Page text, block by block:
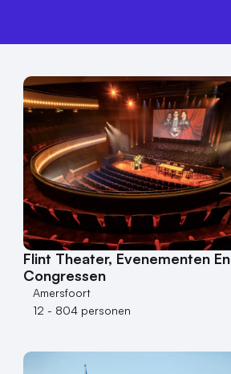
Flint Theater, Evenementen En
Congressen
Amersfoort
12 - 804 personen